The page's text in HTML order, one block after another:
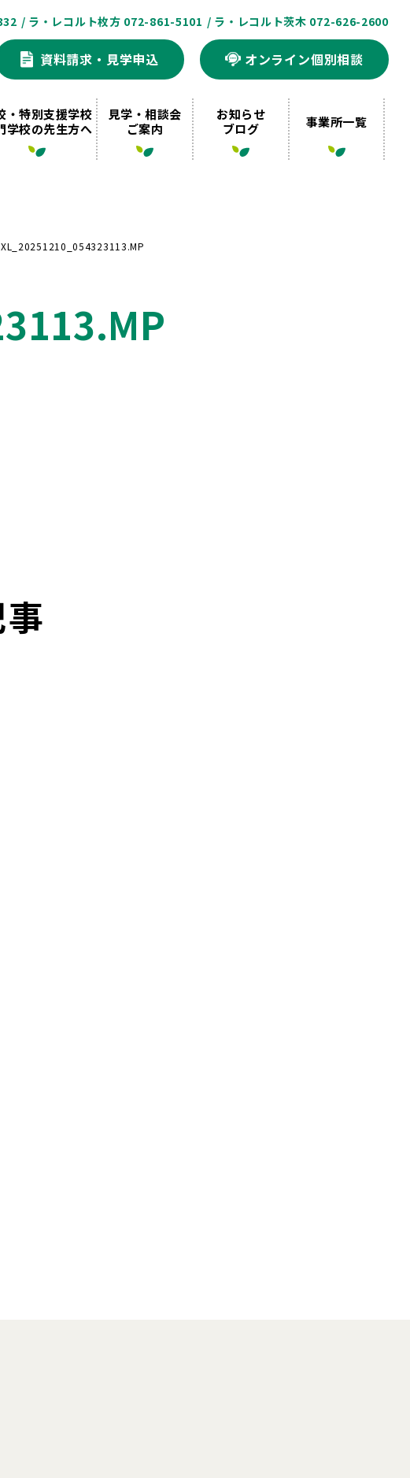
/ ラ・レコルト枚方 072-861-5101 / ラ・レコルト茨木 072-626-2600
資料請求・見学申込 オンライン個別相談
・特別支援学校
学校の先生方へ
見学・相談会
ご案内
お知らせ
ブログ
事業所一覧